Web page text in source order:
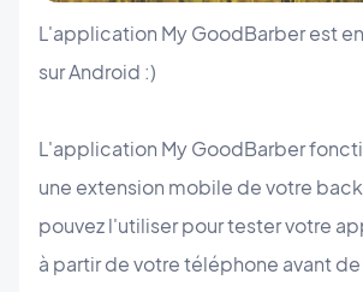
L'application My GoodBarber est
sur Android :)
L'application My GoodBarber
une extension mobile de votre
pouvez l'utiliser pour tester votre
à partir de votre téléphone avant